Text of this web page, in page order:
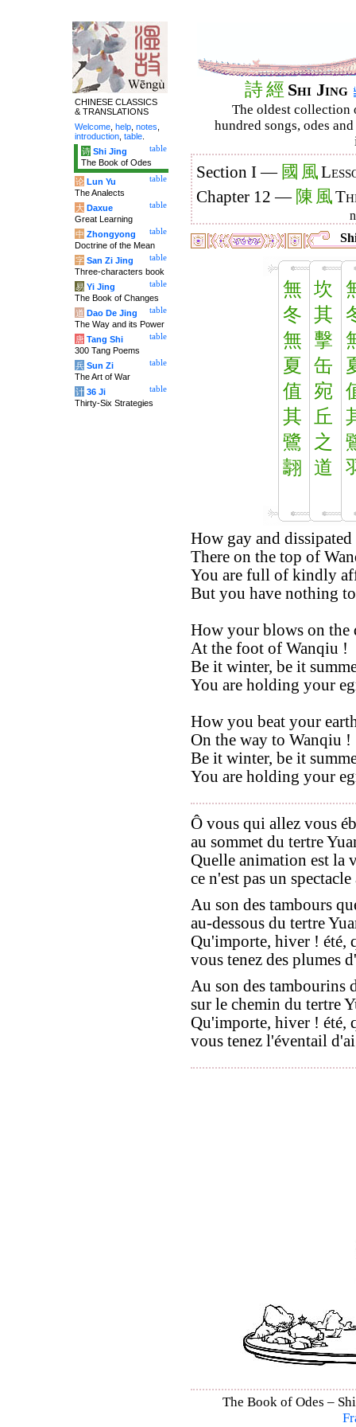
詩經 Shi Jing
The oldest collection
hundred songs, odes
Section I — 國 風
Chapter 12 — 陳 風
無
冬
無
夏
值
其
鷺
翿
坎
其
擊
缶
宛
丘
之
道
How gay and dissipated
There on the top of
You are full of kindly
But you have nothing
How your blows on the
At the foot of Wanqiu !
Be it winter, be it
You are holding your
How you beat your
On the way to Wanqiu !
Be it winter, be it
You are holding your
Ô vous qui allez vous
au sommet du tertre
Quelle animation est la
ce n'est pas un
Au son des tambours
au-dessous du tertre
Qu'importe, hiver ! été,
vous tenez des plumes
Au son des tambourins
sur le chemin du tertre
Qu'importe, hiver ! été,
vous tenez l'éventail
The Book of Odes –
CHINESE CLASSICS
& TRANSLATIONS
Welcome help notes
introduction table
table
诗 Shi Jing
The Book of Odes
table
论 Lun Yu
The Analects
table
大 Daxue
Great Learning
table
中 Zhongyong
Doctrine of the Mean
table
字 San Zi Jing
Three-characters book
table
易 Yi Jing
The Book of Changes
table
道 Dao De Jing
The Way and its Power
table
唐 Tang Shi
300 Tang Poems
table
兵 Sun Zi
The Art of War
table
计 36 Ji
Thirty-Six Strategies